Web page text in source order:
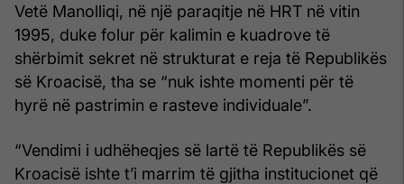
Vetë Manolliqi, në një paraqitje në HRT në vitin
1995, duke folur për kalimin e kuadrove të
shërbimit sekret në strukturat e reja të Republikës
së Kroacisë, tha se “nuk ishte momenti për të
hyrë në pastrimin e rasteve individuale”.
“Vendimi i udhëheqjes së lartë të Republikës së
Kroacisë ishte t’i marrim të gjitha institucionet që